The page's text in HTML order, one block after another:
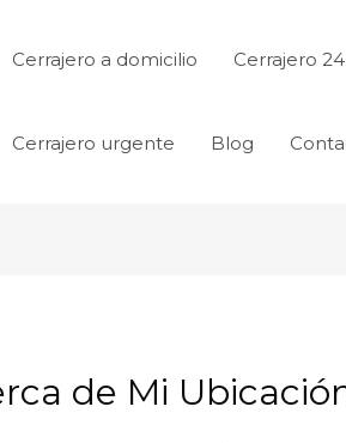
Cerrajero a domicilio Cerrajero
Cerrajero urgente Blog
de Mi